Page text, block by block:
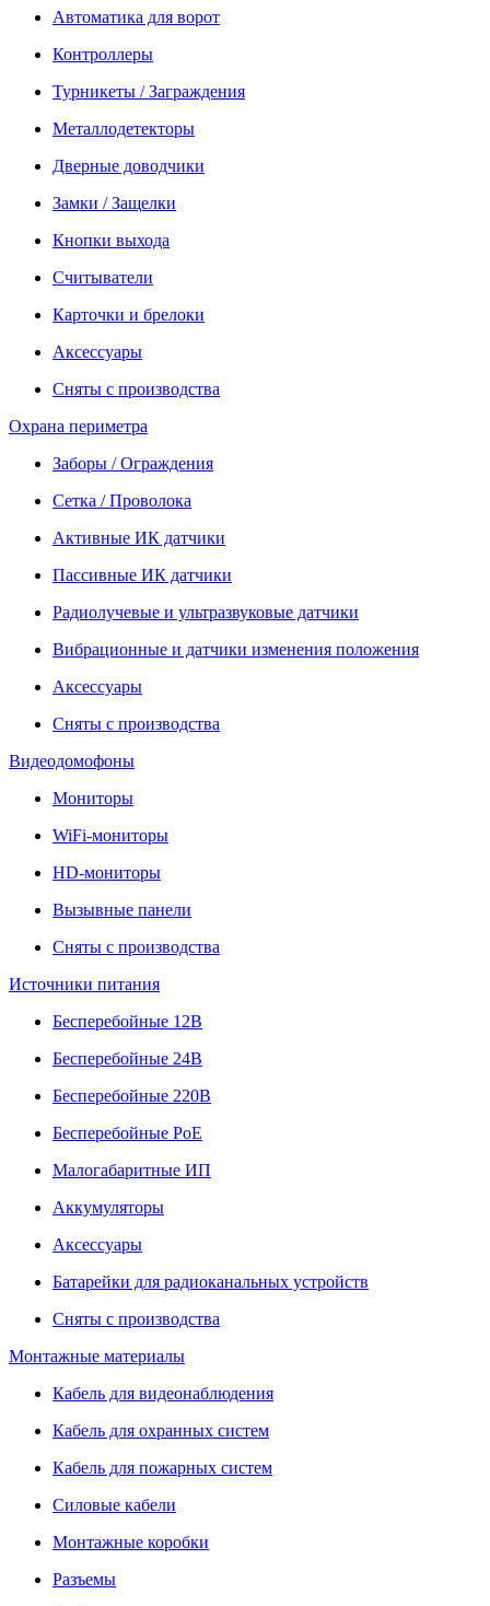
Автоматика для ворот
Контроллеры
Турникеты / Заграждения
Металлодетекторы
Дверные доводчики
Замки / Защелки
Кнопки выхода
Считыватели
Карточки и брелоки
Аксессуары
Сняты с производства
Охрана периметра
Заборы / Ограждения
Сетка / Проволока
Активные ИК датчики
Пассивные ИК датчики
Радиолучевые и ультразвуковые датчики
Вибрационные и датчики изменения положения
Аксессуары
Сняты с производства
Видеодомофоны
Мониторы
WiFi-мониторы
HD-мониторы
Вызывные панели
Сняты с производства
Источники питания
Бесперебойные 12В
Бесперебойные 24В
Бесперебойные 220В
Бесперебойные PoE
Малогабаритные ИП
Аккумуляторы
Аксессуары
Батарейки для радиоканальных устройств
Сняты с производства
Монтажные материалы
Кабель для видеонаблюдения
Кабель для охранных систем
Кабель для пожарных систем
Силовые кабели
Монтажные коробки
Разъемы